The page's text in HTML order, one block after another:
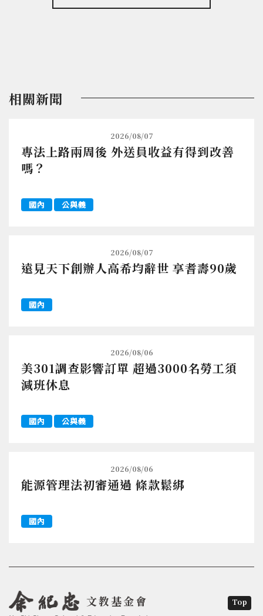
相關新聞
2026/08/07
專法上路兩周後 外送員收益有得到改善
嗎？
國內 公與義
2026/08/07
遠見天下創辦人高希均辭世 享耆壽90歲
國內
2026/08/06
美301調查影響訂單 超過3000名勞工須
減班休息
國內 公與義
2026/08/06
能源管理法初審通過 條款鬆綁
國內
文教基金會 Top